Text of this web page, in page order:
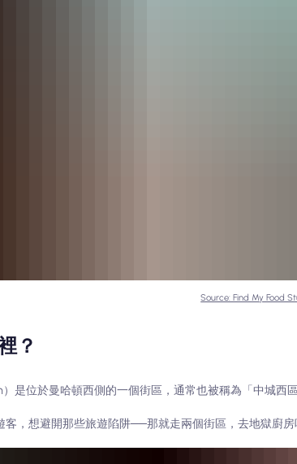
Source: Find My Food
？
是位於曼哈頓西側的一個街區，通常也被稱為「中城西
，想避開那些旅遊陷阱──那就走兩個街區，去地獄廚房